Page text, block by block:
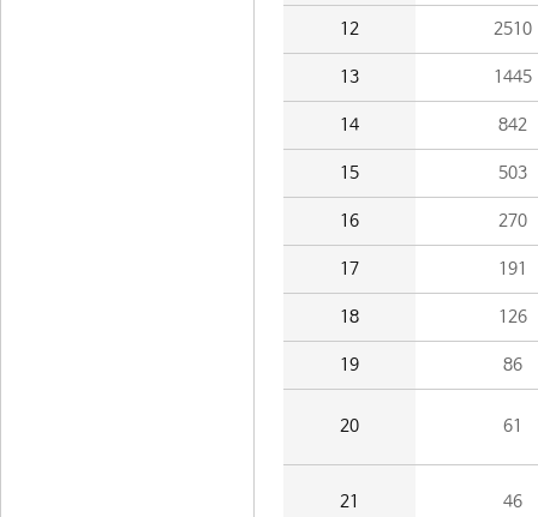
12 2510
13 1445
14 842
15 503
16 270
17 191
18 126
19 86
20 61
21 46